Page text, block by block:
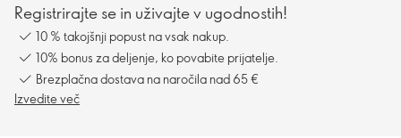
Registrirajte se in uživajte v ugodnostih!
10 % takojšnji popust na vsak nakup.
10% bonus za deljenje, ko povabite prijatelje.
Brezplačna dostava na naročila nad 65 €
Izvedite več